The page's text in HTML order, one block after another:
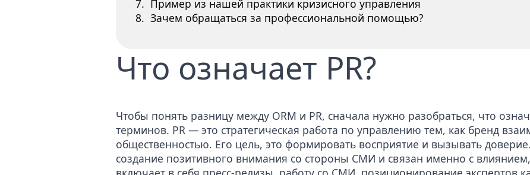
Пример из нашей практики кризисного управления
Зачем обращаться за профессиональной помощью?
Что означает PR?
Чтобы понять разницу между ORM и PR, сначала нужно разобраться, что
терминов. PR — это стратегическая работа по управлению тем, как бренд
общественностью. Его цель, это формировать восприятие и вызывать
создание позитивного внимания со стороны СМИ и связан именно с